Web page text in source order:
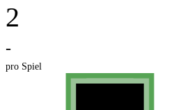
2
-
pro Spiel